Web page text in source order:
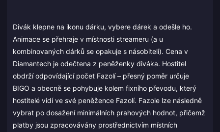
Divák klepne na ikonu dárku, vybere dárek a odešle ho.
Animace se přehraje v místnosti streameru (a u
kombinovaných dárků se opakuje s násobiteli). Cena v
Diamantech je odečtena z peněženky diváka. Hostitel
obdrží odpovídající počet Fazolí – přesný poměr určuje
BIGO a obecně se pohybuje kolem fixního převodu, který
hostitelé vidí ve své peněžence Fazolí. Fazole lze následně
vybrat po dosažení minimálních prahových hodnot, přičemž
platby jsou zpracovávány prostřednictvím místních